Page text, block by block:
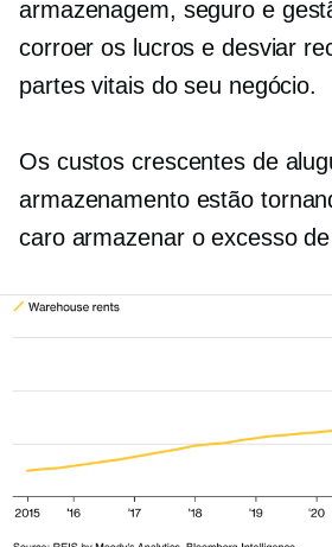
armazenagem, seguro e
corroer os lucros e desviar
partes vitais do seu negócio.
Os custos crescentes de
armazenamento estão
caro armazenar o excesso